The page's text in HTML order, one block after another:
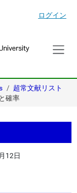
ログイン
超常文献リスト
確率
12日